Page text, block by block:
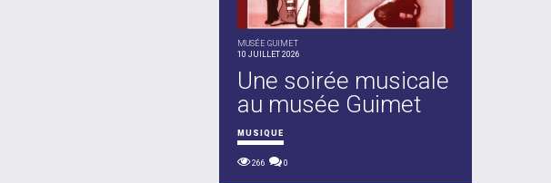
MUSÉE GUIMET
10 JUILLET 2026
Une soirée musicale
au musée Guimet
MUSIQUE
266 0